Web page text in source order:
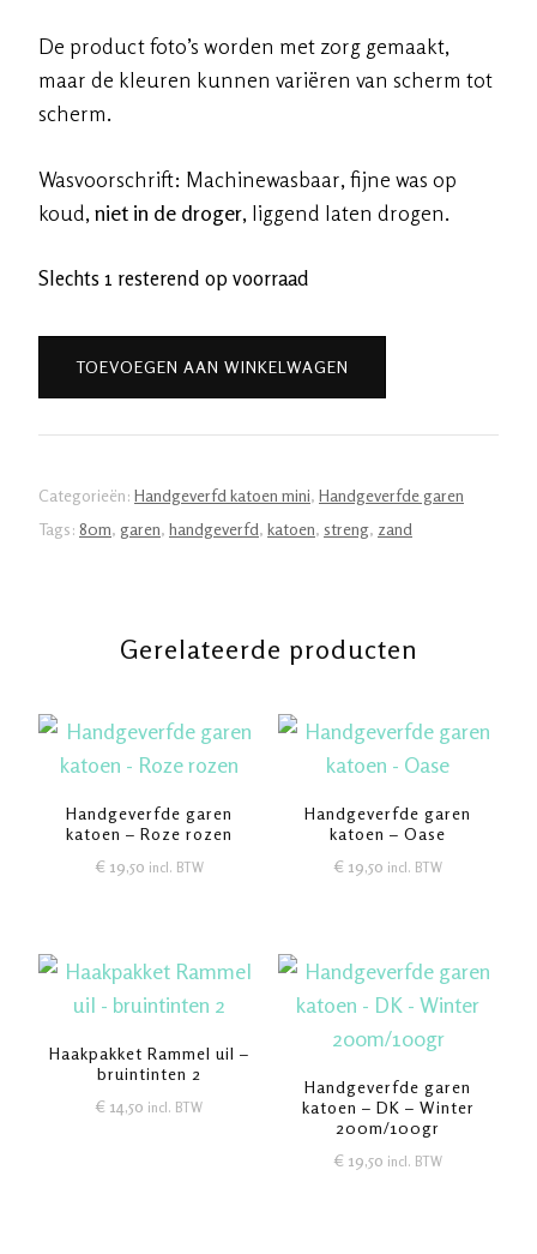
De product foto’s worden met zorg gemaakt,
maar de kleuren kunnen variëren van scherm tot
scherm.
Wasvoorschrift: Machinewasbaar, fijne was op
koud, niet in de droger, liggend laten drogen.
Slechts 1 resterend op voorraad
Handgeverfde
garen
katoen
-
80m/20gr
aantal
TOEVOEGEN AAN WINKELWAGEN
Categorieën: Handgeverfd katoen mini, Handgeverfde garen
Tags: 80m, garen, handgeverfd, katoen, streng, zand
Gerelateerde producten
Handgeverfde garen
katoen – Roze rozen
€ 19,50 incl. BTW
Handgeverfde garen
katoen – Oase
€ 19,50 incl. BTW
Haakpakket Rammel uil –
bruintinten 2
€ 14,50 incl. BTW
Handgeverfde garen
katoen – DK – Winter
200m/100gr
€ 19,50 incl. BTW